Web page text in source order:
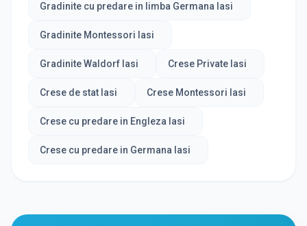
Gradinite cu predare in limba Germana Iasi
Gradinite Montessori Iasi
Gradinite Waldorf Iasi Crese Private Iasi
Crese de stat Iasi Crese Montessori Iasi
Crese cu predare in Engleza Iasi
Crese cu predare in Germana Iasi